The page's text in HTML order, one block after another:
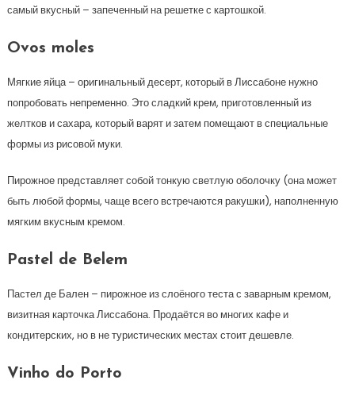
самый вкусный – запеченный на решетке с картошкой.
Ovos moles
Мягкие яйца – оригинальный десерт, который в Лиссабоне нужно
попробовать непременно. Это сладкий крем, приготовленный из
желтков и сахара, который варят и затем помещают в специальные
формы из рисовой муки.
Пирожное представляет собой тонкую светлую оболочку (она может
быть любой формы, чаще всего встречаются ракушки), наполненную
мягким вкусным кремом.
Pastel de Belem
Пастел де Бален – пирожное из слоёного теста с заварным кремом,
визитная карточка Лиссабона. Продаётся во многих кафе и
кондитерских, но в не туристических местах стоит дешевле.
Vinho do Porto